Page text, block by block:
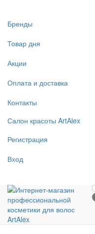
Бренды
Товар дня
Акции
Оплата и доставка
Контакты
Салон красоты ArtAlex
Регистрация
Вход